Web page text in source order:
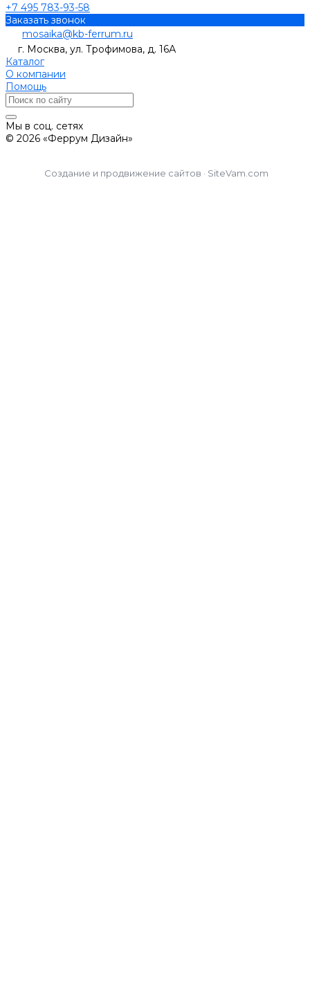
+7 495 783-93-58
Заказать звонок
mosaika@kb-ferrum.ru
г. Москва, ул. Трофимова, д. 16А
Каталог
О компании
Помощь
Мы в соц. сетях
© 2026 «Феррум Дизайн»
Создание и продвижение сайтов · SiteVam.com